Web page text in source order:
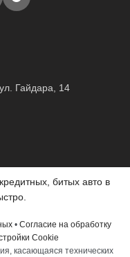
Гайдара, 14
битых авто в
• Согласие на обработку
Cookie
касающаяся технических